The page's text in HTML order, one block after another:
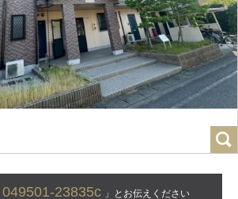
049501-23835c 」とお伝えください